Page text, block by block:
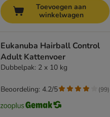
Toevoegen aan
winkelwagen
Eukanuba Hairball Control
Adult Kattenvoer
Dubbelpak: 2 x 10 kg
Beoordeling: 4.2/5 (99)